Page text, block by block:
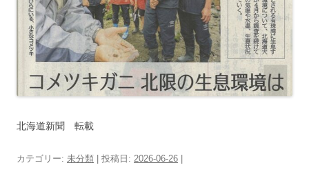
北海道新聞 転載
カテゴリー: 未分類 | 投稿日: 2026-06-26 |